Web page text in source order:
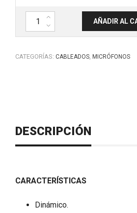
Micrófono de mano con cable 5mt,
AÑADIR AL
CATEGORÍAS: CABLEADOS MICRÓFONOS
DESCRIPCIÓN
CARACTERÍSTICAS
Dinámico.